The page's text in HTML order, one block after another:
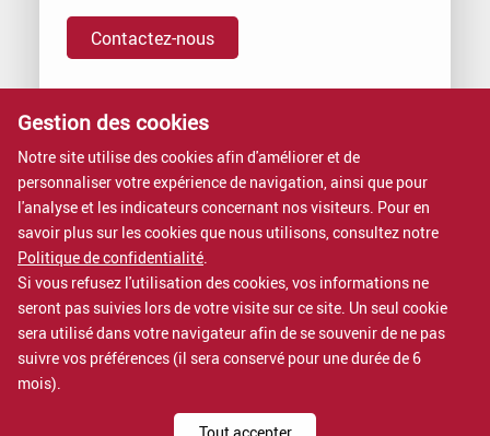
Contactez-nous
Vous voulez rejoindre Proximit ?
humaine.
Rejoignez-nous
Nos formations
Nos formations sont certifiées QUALIOPI.
Voir nos formations
Gestion des cookies
Notre site utilise des cookies afin d'améliorer et de
personnaliser votre expérience de navigation, ainsi que pour
l'analyse et les indicateurs concernant nos visiteurs. Pour en
savoir plus sur les cookies que nous utilisons, consultez notre
Politique de confidentialité.
Si vous refusez l'utilisation des cookies, vos informations ne
seront pas suivies lors de votre visite sur ce site. Un seul cookie
sera utilisé dans votre navigateur afin de se souvenir de ne pas
suivre vos préférences (il sera conservé pour une durée de 6
mois).